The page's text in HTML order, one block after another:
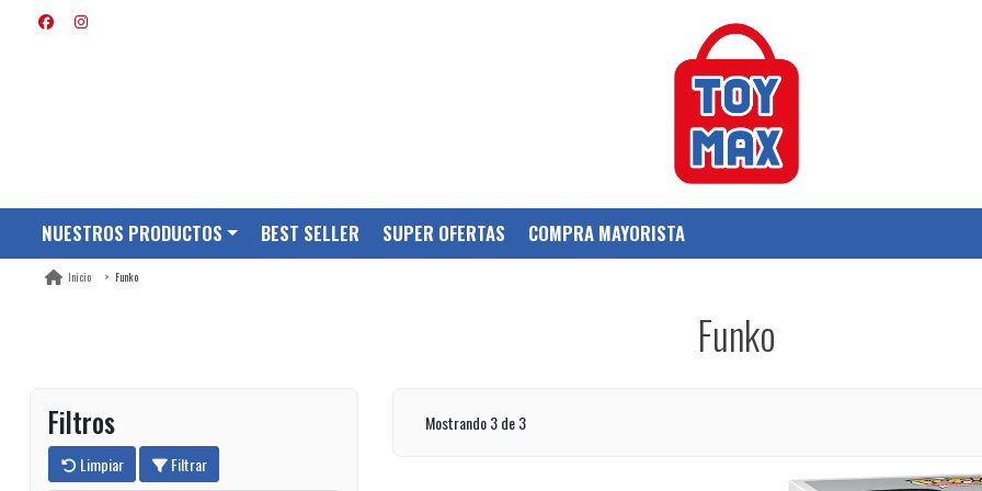
NUESTROS PRODUCTOS BEST SELLER SUPER OFERTAS COMPRA MAYORISTA
Inicio Funko
Funko
Filtros
Limpiar Filtrar
Mostrando 3 de 3